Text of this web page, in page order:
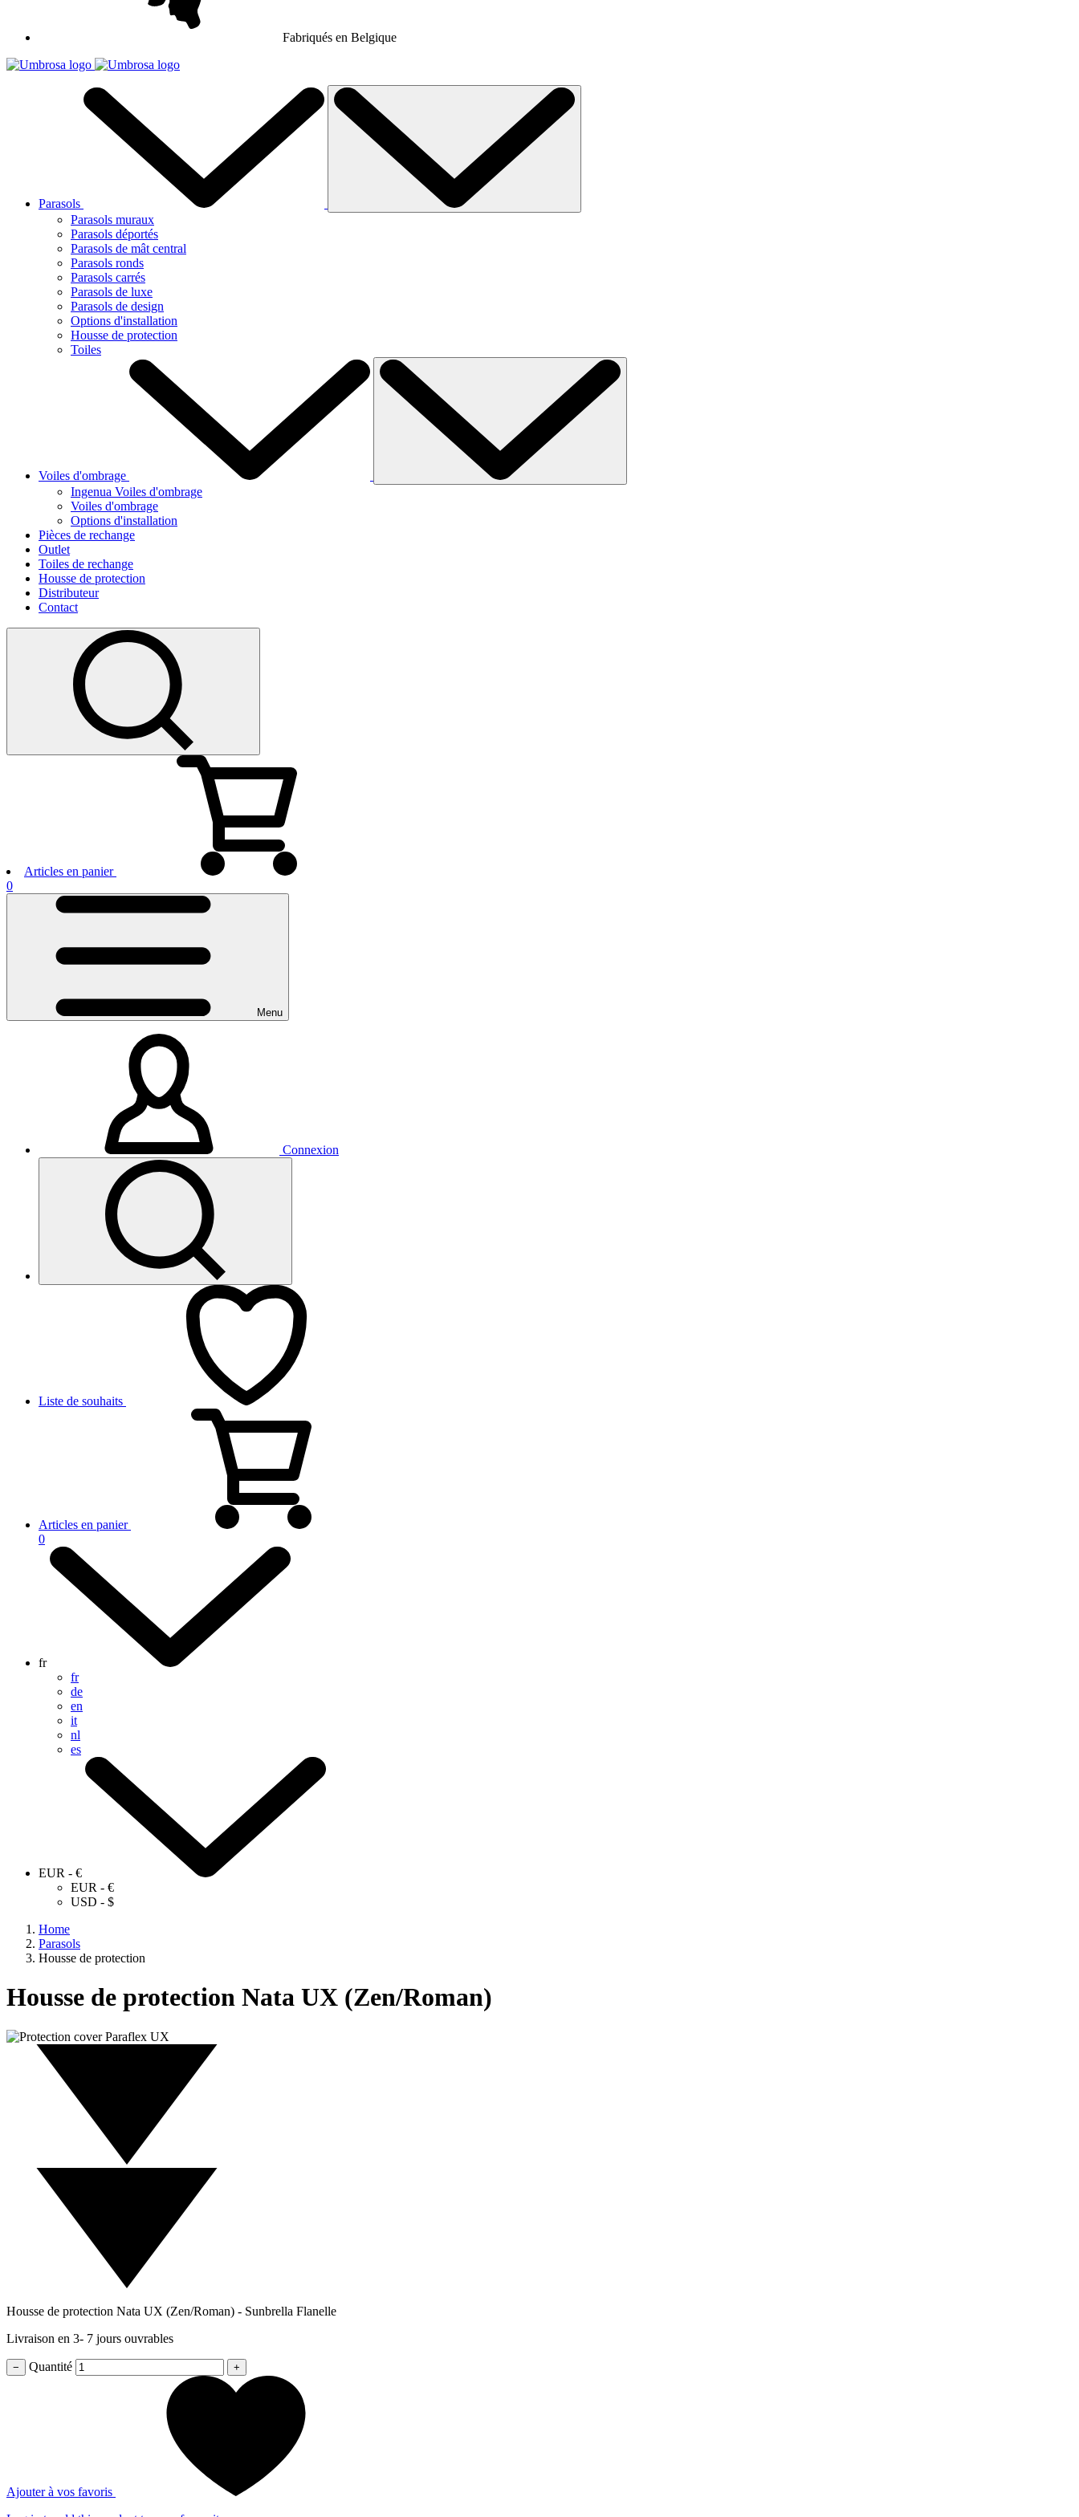
Fabriqués en Belgique
Parasols
Parasols muraux
Parasols déportés
Parasols de mât central
Parasols ronds
Parasols carrés
Parasols de luxe
Parasols de design
Options d'installation
Housse de protection
Toiles
Voiles d'ombrage
Ingenua Voiles d'ombrage
Voiles d'ombrage
Options d'installation
Pièces de rechange
Outlet
Toiles de rechange
Housse de protection
Distributeur
Contact
Articles en panier
0
Menu
Connexion
Liste de souhaits
Articles en panier
0
fr
fr
de
en
it
nl
es
EUR - €
EUR - €
USD - $
Home
Parasols
Housse de protection
Housse de protection Nata UX (Zen/Roman)
Housse de protection Nata UX (Zen/Roman) - Sunbrella Flanelle
Livraison en 3- 7 jours ouvrables
− Quantité +
Ajouter à vos favoris